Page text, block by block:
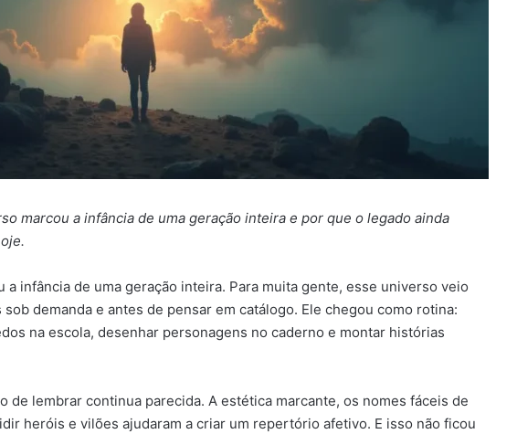
marcou a infância de uma geração inteira e por que o legado ainda
a infância de uma geração inteira. Para muita gente, esse universo veio
demanda e antes de pensar em catálogo. Ele chegou como rotina:
na escola, desenhar personagens no caderno e montar histórias
de lembrar continua parecida. A estética marcante, os nomes fáceis de
heróis e vilões ajudaram a criar um repertório afetivo. E isso não ficou